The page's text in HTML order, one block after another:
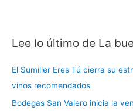
Lee lo último de La
El Sumiller Eres Tú cierra su
vinos recomendados
Bodegas San Valero inicia la
C
t
e
g